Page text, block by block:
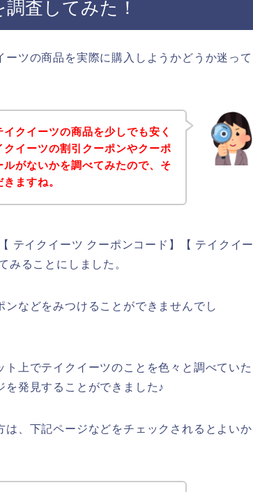
査してみた！
ツの商品を実際に購入しようかどうか迷って
クイーツの商品を少しでも安く
イーツの割引クーポンやクーポ
がないかを調べてみたので、そ
ますね。
テイクイーツ クーポンコード】【 テイクイー
みることにしました。
などをみつけることができませんでし
上でテイクイーツのことを色々と調べていた
を発見することができました♪
、下記ページなどをチェックされるとよいか